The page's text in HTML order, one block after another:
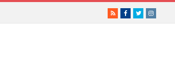
RSSFacebook
TwitterInstagram